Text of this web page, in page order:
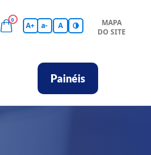
Hub de Conhecimentos
0
A+ a- A
MAPA
DO SITE
Painéis